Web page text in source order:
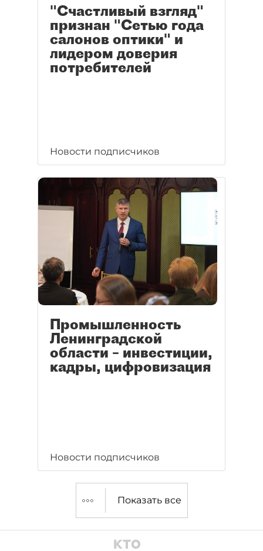
"Счастливый взгляд"
признан "Сетью года
салонов оптики" и
лидером доверия
потребителей
Новости подписчиков
Промышленность
Ленинградской
области – инвестиции,
кадры, цифровизация
Новости подписчиков
Показать все